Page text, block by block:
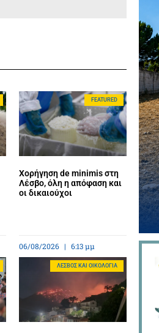
FEATURED
Χορήγηση de minimis στη
Λέσβο, όλη η απόφαση και
οι δικαιούχοι
06/08/2026 6:13 μμ
ΛΈΣΒΟΣ ΚΑΙ ΟΙΚΟΛΟΓΊΑ